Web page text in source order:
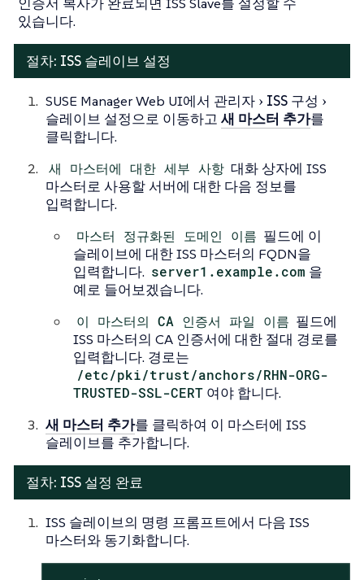
있습니다.
절차: ISS 슬레이브 설정
SUSE Manager Web UI에서 관리자
ISS 구성
슬레이브 설정으로 이동하고 새 마스터 추가를
클릭합니다.
새 마스터에 대한 세부 사항 대화 상자에 ISS
마스터로 사용할 서버에 대한 다음 정보를
입력합니다.
마스터 정규화된 도메인 이름 필드에 이
슬레이브에 대한 ISS 마스터의 FQDN을
입력합니다. server1.example.com 을
예로 들어보겠습니다.
이 마스터의 CA 인증서 파일 이름 필드에
ISS 마스터의 CA 인증서에 대한 절대 경로를
입력합니다. 경로는
/etc/pki/trust/anchors/RHN-ORG-
TRUSTED-SSL-CERT 여야 합니다.
새 마스터 추가를 클릭하여 이 마스터에 ISS
슬레이브를 추가합니다.
절차: ISS 설정 완료
ISS 슬레이브의 명령 프롬프트에서 다음 ISS
마스터와 동기화합니다.